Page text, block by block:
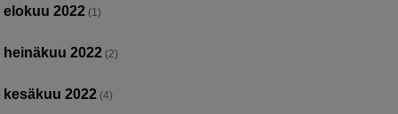
elokuu 2022 (1)
heinäkuu 2022 (2)
kesäkuu 2022 (4)